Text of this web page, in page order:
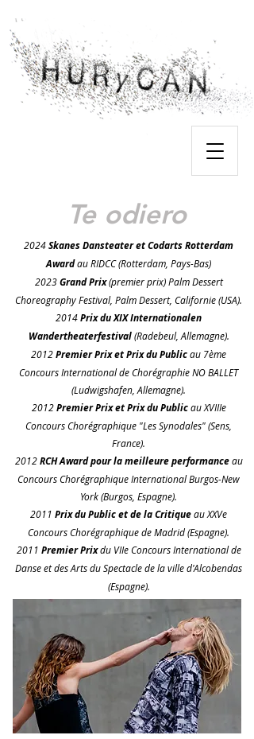
Te odiero
2024Skanes Dansteater et Codarts Rotterdam
Awardau RIDCC (Rotterdam, Pays-Bas)
2023Grand Prix (premier prix) Palm Dessert
Choreography Festival, Palm Dessert, Californie (USA).
2014Prix du XIX Internationalen
Wandertheaterfestival(Radebeul, Allemagne).
2012Premier Prix et Prix du Publicau 7ème
Concours International de Chorégraphie NO BALLET
(Ludwigshafen, Allemagne).
2012Premier Prix et Prix du Publicau XVIIIe
Concours Chorégraphique "Les Synodales" (Sens,
France).
2012RCH Award pour la meilleure performanceau
Concours Chorégraphique International Burgos-New
York (Burgos, Espagne).
2011 Prix du Public et de la Critiqueau XXVe
Concours Chorégraphique de Madrid (Espagne).
2011 Premier Prix du VIIe Concours International de
Danse et des Arts du Spectacle de la ville d'Alcobendas
(Espagne).